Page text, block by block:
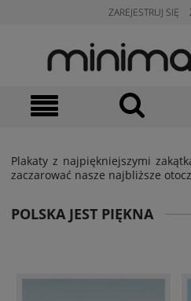
ZAREJESTRUJ SIĘ
Plakaty z najpiękniejszymi
zaczarować nasze najbliższe
POLSKA JEST PIĘKNA